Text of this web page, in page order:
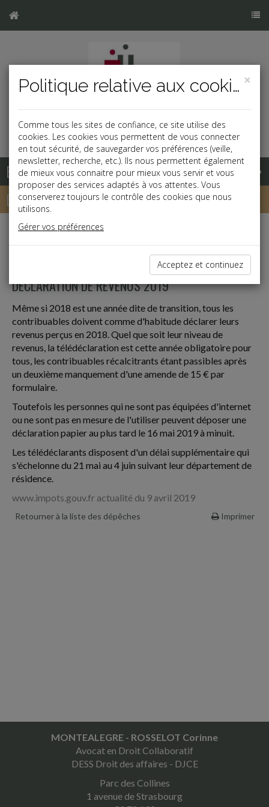
Base documentaire
Dépêches
j
Fiscal TPE
DÉCLARATION DE REVENUS 2019
Même si 2018 est une année dite de transition, tous les
contribuables doivent comme d'habitude déclarer leurs
revenus perçus en 2018. Quel que soit leur niveau de
revenus, la télédéclaration est cette année obligatoire pour
tous, les contribuables récalcitrants étant passibles après
un deuxième manquement d'une amende de 15 € par
formulaire.
Toutefois les personnes qui ne sont pas équipées d'internet
ou ne sont pas en mesure de l'utiliser peuvent déposer une
déclaration papier au plus tard le 16 mai 2019 à minuit.
Les télédéclarants disposent d'un délai supplémentaire qui
s'échelonne du 21 mai au 4 juin suivant leur département de
résidence.
www.impots.gouv.fr actualité du 9 avril 2019
Retourner à la liste des dépêches Imprimer
MONTEALEGRE - ROSSELOT Corinne
Avocat en Droit Collaboratif
DESS Droit des affaires - DJCE
Parc des Collines
1 avenue de Strasbourg
×
Politique relative aux cookies
Comme tous les sites de confiance, ce site utilise des
cookies. Les cookies vous permettent de vous connecter
en tout sécurité, de sauvegarder vos préférences (veille,
newsletter, recherche, etc.). Ils nous permettent également
de mieux vous connaitre pour mieux vous servir et vous
proposer des services adaptés à vos attentes. Vous
conserverez toujours le contrôle des cookies que nous
utilisons.
Gérer vos préférences
Acceptez et continuez